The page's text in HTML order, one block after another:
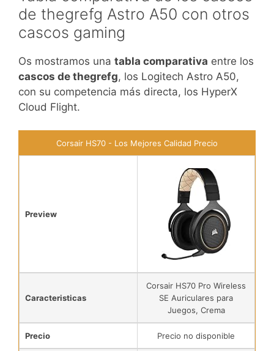
de thegrefg Astro A50 con otros
cascos gaming
Os mostramos una tabla comparativa entre los
cascos de thegrefg, los Logitech Astro A50,
con su competencia más directa, los HyperX
Cloud Flight.
Corsair HS70 - Los Mejores Calidad Precio
Preview
Caracteristicas
Corsair HS70 Pro Wireless
SE Auriculares para
Juegos, Crema
Precio Precio no disponible